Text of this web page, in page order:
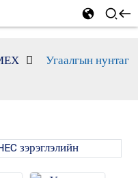
Угаалгын нунтаг